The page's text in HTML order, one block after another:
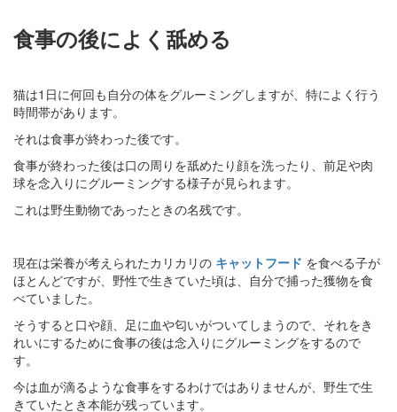
食事の後によく舐める
猫は1日に何回も自分の体をグルーミングしますが、特によく行う
時間帯があります。
それは食事が終わった後です。
食事が終わった後は口の周りを舐めたり顔を洗ったり、前足や肉
球を念入りにグルーミングする様子が見られます。
これは野生動物であったときの名残です。
現在は栄養が考えられたカリカリの キャットフード を食べる子が
ほとんどですが、野性で生きていた頃は、自分で捕った獲物を食
べていました。
そうすると口や顔、足に血や匂いがついてしまうので、それをき
れいにするために食事の後は念入りにグルーミングをするので
す。
今は血が滴るような食事をするわけではありませんが、野生で生
きていたとき本能が残っています。